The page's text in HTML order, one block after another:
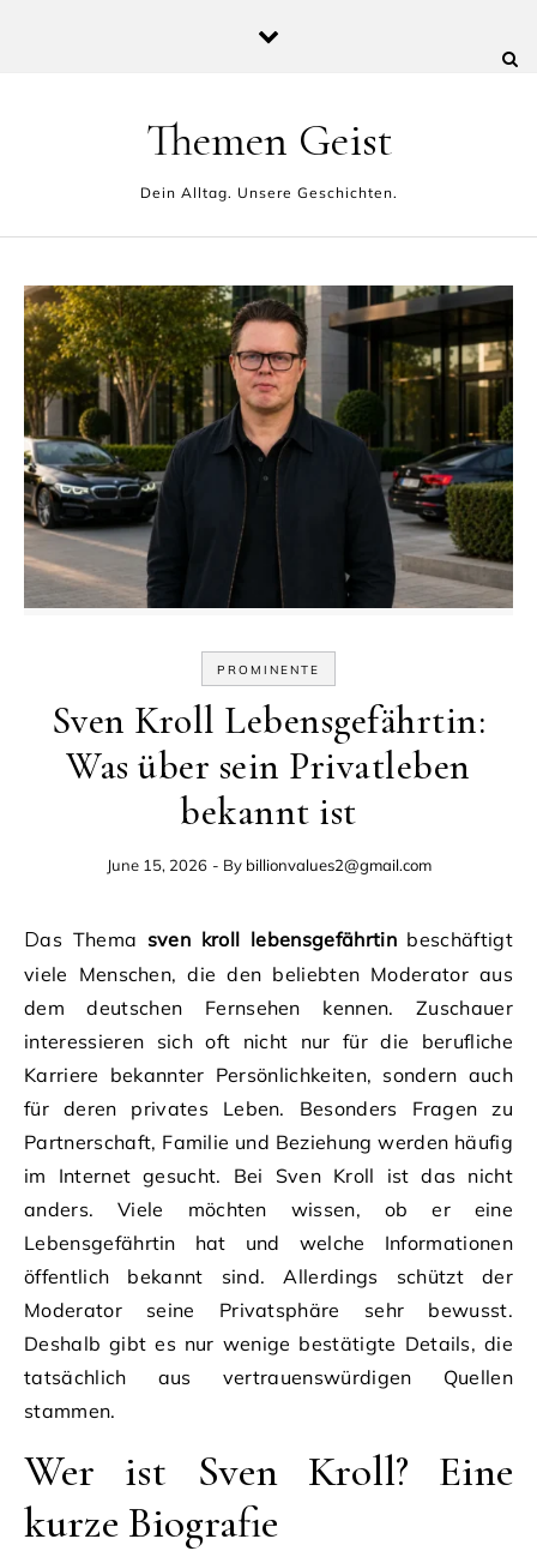
Themen Geist
Dein Alltag. Unsere Geschichten.
PROMINENTE
Sven Kroll Lebensgefährtin:
Was über sein Privatleben
bekannt ist
June 15, 2026 - By billionvalues2@gmail.com
Das Thema sven kroll lebensgefährtinbeschäftigt
viele Menschen, die den beliebten Moderator aus
dem deutschen Fernsehen kennen. Zuschauer
interessieren sich oft nicht nur für die berufliche
Karriere bekannter Persönlichkeiten, sondern auch
für deren privates Leben. Besonders Fragen zu
Partnerschaft, Familie und Beziehung werden häufig
im Internet gesucht. Bei Sven Kroll ist das nicht
anders. Viele möchten wissen, ob er eine
Lebensgefährtin hat und welche Informationen
öffentlich bekannt sind. Allerdings schützt der
Moderator seine Privatsphäre sehr bewusst.
Deshalb gibt es nur wenige bestätigte Details, die
tatsächlich aus vertrauenswürdigen Quellen
stammen.
Wer ist Sven Kroll? Eine
kurze Biografie